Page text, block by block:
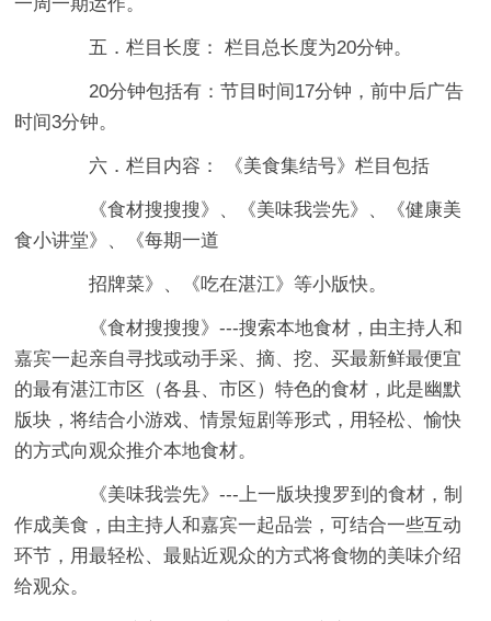
五．栏目长度： 栏目总长度为20分钟。
20分钟包括有：节目时间17分钟，前中后广告
时间3分钟。
六．栏目内容： 《美食集结号》栏目包括
《食材搜搜搜》、《美味我尝先》、《健康美
食小讲堂》、《每期一道
招牌菜》、《吃在湛江》等小版快。
《食材搜搜搜》---搜索本地食材，由主持人和
嘉宾一起亲自寻找或动手采、摘、挖、买最新鲜最便宜
的最有湛江市区（各县、市区）特色的食材，此是幽默
版块，将结合小游戏、情景短剧等形式，用轻松、愉快
的方式向观众推介本地食材。
《美味我尝先》---上一版块搜罗到的食材，制
作成美食，由主持人和嘉宾一起品尝，可结合一些互动
环节，用最轻松、最贴近观众的方式将食物的美味介绍
给观众。